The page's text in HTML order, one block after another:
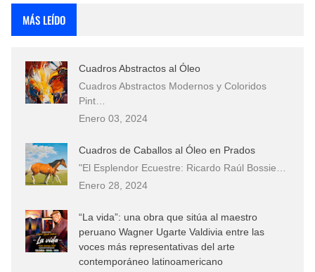
Que significan los cuadros de negras africanas?
El mundo del arte en pintura surrealista
MÁS LEÍDO
Cuadros Abstractos al Óleo
Cuadros Abstractos Modernos y Coloridos
Pint…
Enero 03, 2024
Cuadros de Caballos al Óleo en Prados
"El Esplendor Ecuestre: Ricardo Raúl Bossie…
Enero 28, 2024
“La vida”: una obra que sitúa al maestro
peruano Wagner Ugarte Valdivia entre las
voces más representativas del arte
contemporáneo latinoamericano